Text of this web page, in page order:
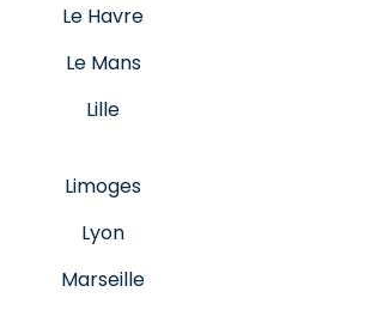
Le Havre
Le Mans
Lille
Limoges
Lyon
Marseille